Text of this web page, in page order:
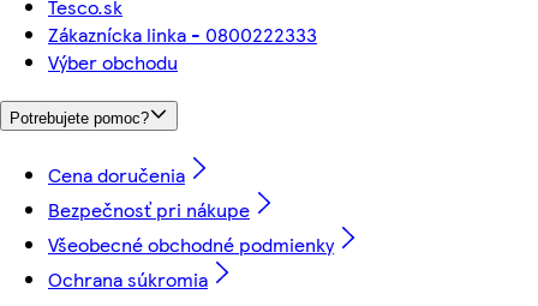
Tesco.sk
Zákaznícka linka - 0800222333
Výber obchodu
Potrebujete pomoc?
Cena doručenia
Bezpečnosť pri nákupe
Všeobecné obchodné podmienky
Ochrana súkromia